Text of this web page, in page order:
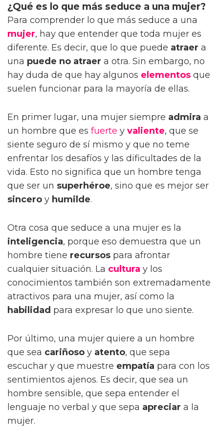
¿Qué es lo que más seduce a una mujer?
Para comprender lo que más seduce a una
mujer, hay que entender que toda mujer es
diferente. Es decir, que lo que puede atraer a
una puede no atraer a otra. Sin embargo, no
hay duda de que hay algunos elementos que
suelen funcionar para la mayoría de ellas.
En primer lugar, una mujer siempre admira a
un hombre que es fuerte y valiente, que se
siente seguro de sí mismo y que no teme
enfrentar los desafíos y las dificultades de la
vida. Esto no significa que un hombre tenga
que ser un superhéroe, sino que es mejor ser
sincero y humilde.
Otra cosa que seduce a una mujer es la
inteligencia, porque eso demuestra que un
hombre tiene recursos para afrontar
cualquier situación. La cultura y los
conocimientos también son extremadamente
atractivos para una mujer, así como la
habilidad para expresar lo que uno siente.
Por último, una mujer quiere a un hombre
que sea cariñoso y atento, que sepa
escuchar y que muestre empatía para con los
sentimientos ajenos. Es decir, que sea un
hombre sensible, que sepa entender el
lenguaje no verbal y que sepa apreciar a la
mujer.